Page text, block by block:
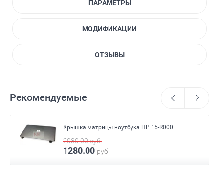
ПАРАМЕТРЫ
МОДИФИКАЦИИ
ОТЗЫВЫ
Рекомендуемые
Крышка матрицы ноутбука HP 15-R000
2080.00руб.
1280.00 руб.